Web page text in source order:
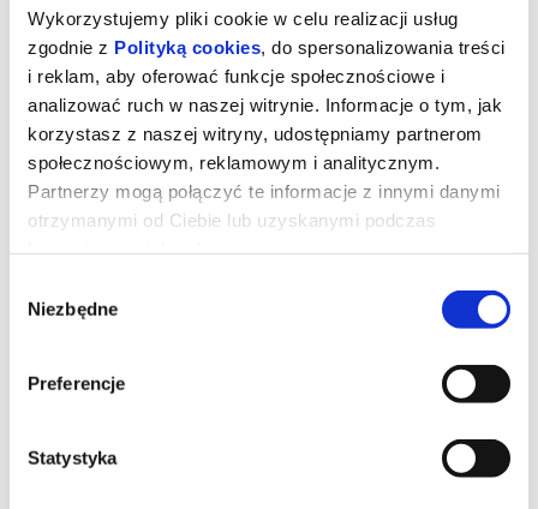
Wykorzystujemy pliki cookie w celu realizacji usług
zgodnie z Polityką cookies , do spersonalizowania treści
i reklam, aby oferować funkcje społecznościowe i
analizować ruch w naszej witrynie. Informacje o tym, jak
korzystasz z naszej witryny, udostępniamy partnerom
społecznościowym, reklamowym i analitycznym.
Partnerzy mogą połączyć te informacje z innymi danymi
otrzymanymi od Ciebie lub uzyskanymi podczas
zgody
Niezbędne
Preferencje
Statystyka
MAMMA MIA SHOW - Koncert dla
Mamy
MAMMA MIA SHOW to piosenki ABBY po polsku oraz znane hity
Koncert dedykujemy Mamom i wszystkim zainteresowanym:)